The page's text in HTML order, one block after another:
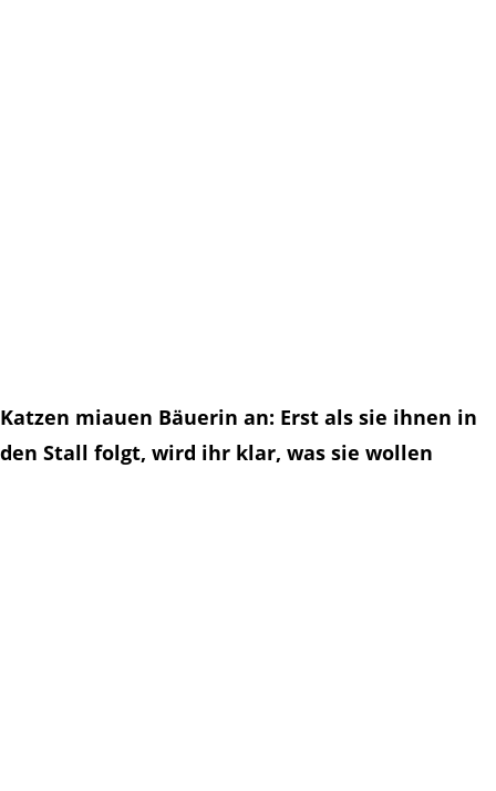
Katzen miauen Bäuerin an: Erst als sie ihnen in
den Stall folgt, wird ihr klar, was sie wollen